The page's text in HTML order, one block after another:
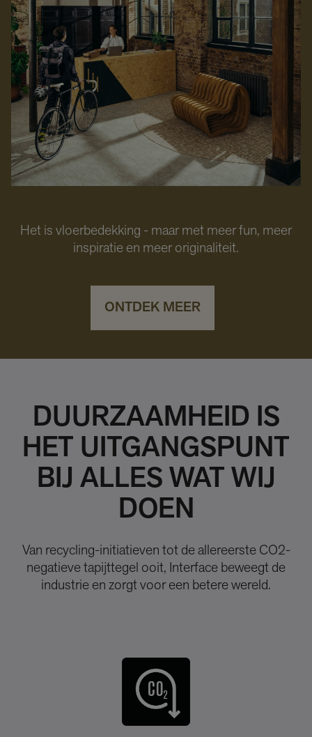
Het is vloerbedekking - maar met meer fun, meer
inspiratie en meer originaliteit.
ONTDEK MEER
DUURZAAMHEID IS
HET UITGANGSPUNT
BIJ ALLES WAT WIJ
DOEN
Van recycling-initiatieven tot de allereerste CO2-
negatieve tapijttegel ooit, Interface beweegt de
industrie en zorgt voor een betere wereld.